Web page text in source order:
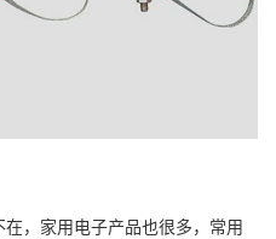
，家用电子产品也很多，常用